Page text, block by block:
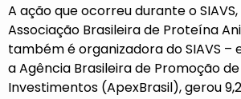
A ação que ocorreu durante o
Associação Brasileira de Proteína
também é organizadora do SIAVS
a Agência Brasileira de Promoção
Investimentos (ApexBrasil), gerou